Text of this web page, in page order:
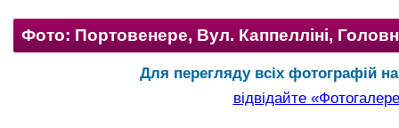
Фото: Портовенере, Вул. Каппелліні,
Для перегляду всіх фотографій на
відвідайте